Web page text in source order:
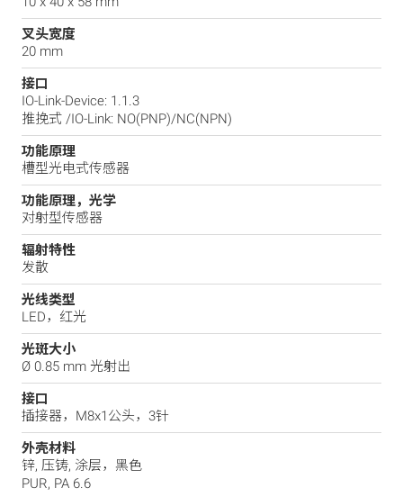
叉头宽度
20 mm
接口
IO-Link-Device: 1.1.3
推挽式 /IO-Link: NO(PNP)/NC(NPN)
功能原理
槽型光电式传感器
功能原理，光学
对射型传感器
辐射特性
发散
光线类型
LED，红光
光斑大小
Ø 0.85 mm 光射出
接口
插接器，M8x1公头，3针
外壳材料
锌, 压铸, 涂层，黑色
PUR, PA 6.6